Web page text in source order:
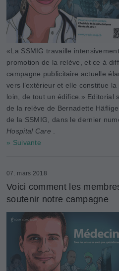
«La SSMIG travaille
promotion de la relève, et ce à
campagne publicitaire actuelle
vers l’extérieur et elle constitue
loin, de tout un édifice.» Editorial
de la relève de Bernadette
de la SSMIG, dans le dernier
Hospital Care
» Suivante
07. mars 2018
Voici comment les
soutenir notre campagne